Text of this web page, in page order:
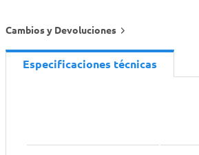
Cambios y Devoluciones
Especificaciones técnicas